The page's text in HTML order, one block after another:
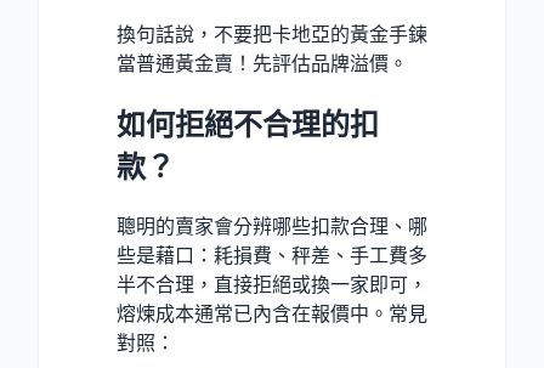
換句話說，不要把卡地亞的黃金手鍊
當普通黃金賣！先評估品牌溢價。
如何拒絕不合理的扣
款？
聰明的賣家會分辨哪些扣款合理、哪
些是藉口：耗損費、秤差、手工費多
半不合理，直接拒絕或換一家即可，
熔煉成本通常已內含在報價中。常見
對照：